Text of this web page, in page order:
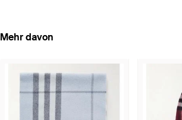
Mehr davon